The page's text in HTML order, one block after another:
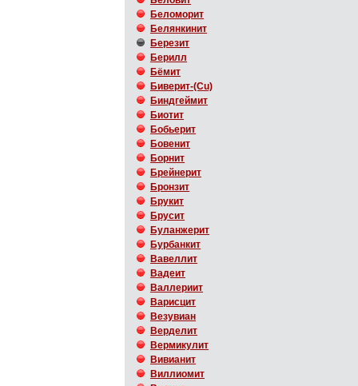
Беломорит
Белянкинит
Березит
Берилл
Бёмит
Биверит-(Cu)
Биндгеймит
Биотит
Бобьерит
Бовенит
Борнит
Брейнерит
Бронзит
Брукит
Брусит
Буланжерит
Бурбанкит
Вавеллит
Вадеит
Валлериит
Варисцит
Везувиан
Верделит
Вермикулит
Вивианит
Виллиомит